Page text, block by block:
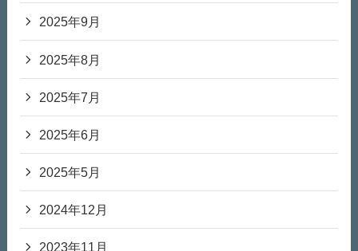
2025年9月
2025年8月
2025年7月
2025年6月
2025年5月
2024年12月
2023年11月